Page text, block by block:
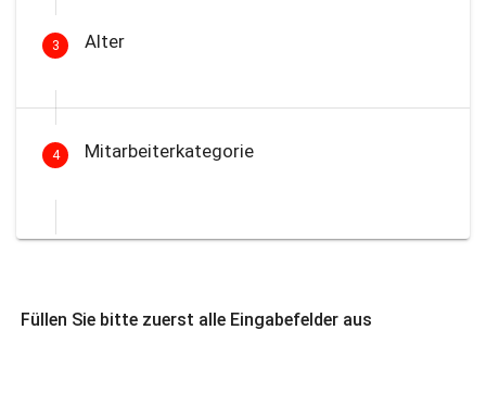
3 Alter
4 Mitarbeiterkategorie
Füllen Sie bitte zuerst alle Eingabefelder aus